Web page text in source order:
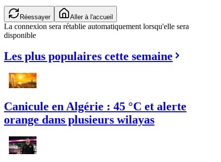
Réessayer Aller à l'accueil
La connexion sera rétablie automatiquement lorsqu'elle sera
disponible
Les plus populaires cette semaine
Canicule en Algérie : 45 °C et alerte
orange dans plusieurs wilayas